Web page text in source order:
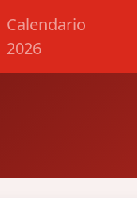
Calendario
2026